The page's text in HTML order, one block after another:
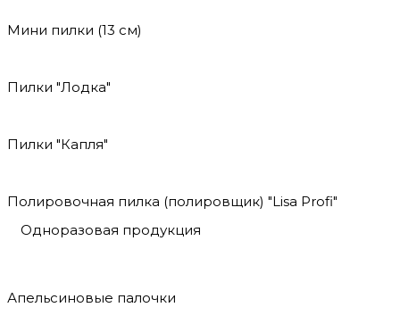
Мини пилки (13 см)
Пилки "Лодка"
Пилки "Капля"
Полировочная пилка (полировщик) "Lisa Profi"
Одноразовая продукция
Апельсиновые палочки